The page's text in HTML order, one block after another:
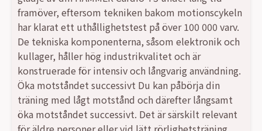
framöver, eftersom tekniken bakom motionscykeln
har klarat ett uthållighetstest på över 100 000 varv.
De tekniska komponenterna, såsom elektronik och
kullager, håller hög industrikvalitet och är
konstruerade för intensiv och långvarig användning.
Öka motståndet successivt Du kan påbörja din
träning med lågt motstånd och därefter långsamt
öka motståndet successivt. Det är särskilt relevant